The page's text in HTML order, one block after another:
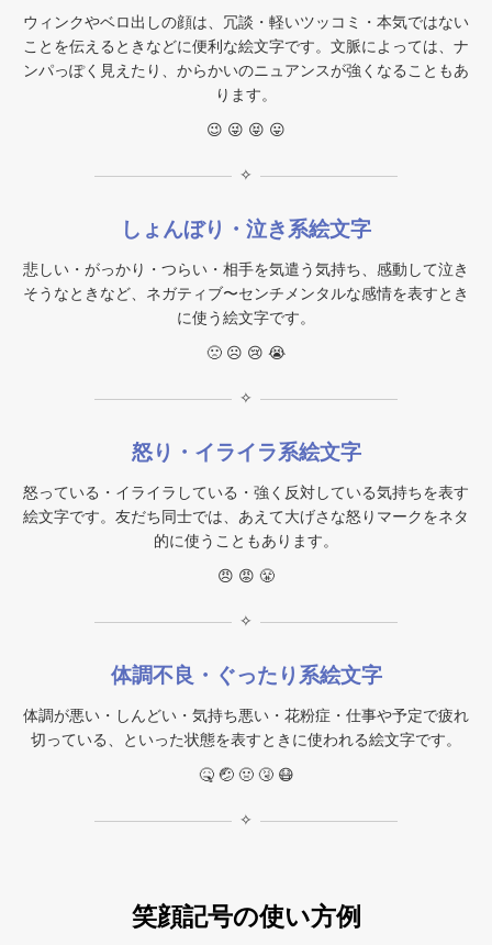
ウィンクやベロ出しの顔は、冗談・軽いツッコミ・本気ではない
ことを伝えるときなどに便利な絵文字です。文脈によっては、ナ
ンパっぽく見えたり、からかいのニュアンスが強くなることもあ
ります。
😉 😜 😝 😛
✧
しょんぼり・泣き系絵文字
悲しい・がっかり・つらい・相手を気遣う気持ち、感動して泣き
そうなときなど、ネガティブ〜センチメンタルな感情を表すとき
に使う絵文字です。
🙁 ☹ 😢 😭
✧
怒り・イライラ系絵文字
怒っている・イライラしている・強く反対している気持ちを表す
絵文字です。友だち同士では、あえて大げさな怒りマークをネタ
的に使うこともあります。
😠 😡 😤
✧
体調不良・ぐったり系絵文字
体調が悪い・しんどい・気持ち悪い・花粉症・仕事や予定で疲れ
切っている、といった状態を表すときに使われる絵文字です。
🤒 🤕 🤢 🤧 😷
✧
笑顔記号の使い方例